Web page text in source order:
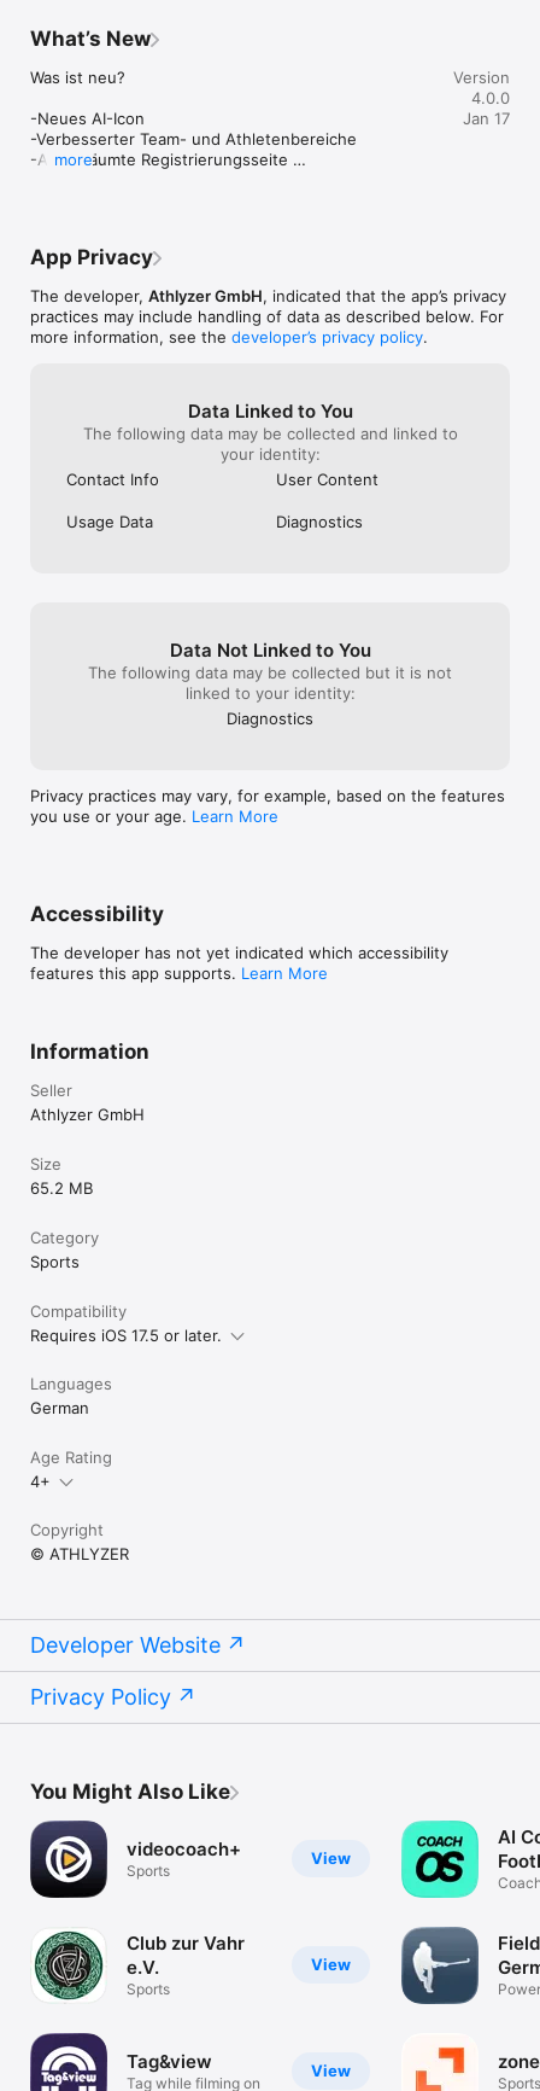
What’s New
Was ist neu?
-Neues AI-Icon
-Verbesserter Team- und Athletenbereiche
-Aufgeräumte Registrierungsseite
doppelte Bestätigung
-Szenen können auch bei vielen Playlists problemlos
zu Playlists hinzugefügt werden
-Mehrere kleinere Design- und Textverbesserungen
für ein insgesamt flüssigeres Nutzungserlebnis
more
Version
4.0.0
Jan 17
App Privacy
The developer, Athlyzer GmbH, indicated that the app’s privacy
practices may include handling of data as described below. For
more information, see the developer’s privacy policy.
Data Linked to You
The following data may be collected and linked to
your identity:
Contact Info
User Content
Usage Data Diagnostics
Data Not Linked to You
The following data may be collected but it is not
linked to your identity:
Diagnostics
Privacy practices may vary, for example, based on the features
you use or your age. Learn More
Accessibility
The developer has not yet indicated which accessibility
features this app supports. Learn More
Information
Seller
Athlyzer GmbH
Size
65.2 MB
Category
Sports
Compatibility
Requires iOS 17.5 or later.
Languages
German
Age Rating
4+
Copyright
© ATHLYZER
Developer Website
Privacy Policy
You Might Also Like
View
videocoach+
Sports
View
Club zur Vahr
e.V.
Sports
View
Tag&view
Tag while filming on
AI
Sports